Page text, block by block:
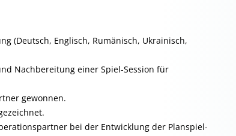
(Deutsch, Englisch, Rumänisch, Ukrainisch,
Nachbereitung einer Spiel-Session für
gewonnen.
bei der Entwicklung der Planspiel-